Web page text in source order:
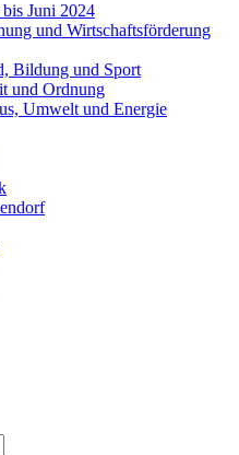
bis Juni 2024
und Wirtschaftsförderung
Bildung und Sport
und Ordnung
Umwelt und Energie